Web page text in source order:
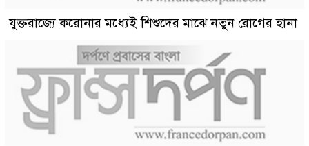
যুক্তরাজ্যে করোনার মধ্যেই শিশুদের মাঝে নতুন রোগের হানা